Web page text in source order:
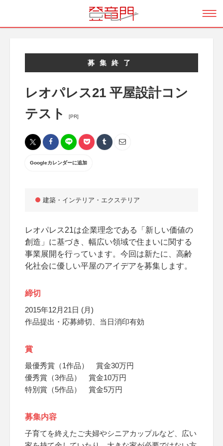
募集終了
レオパレス21 平屋設計コン
テスト
[PR]
Googleカレンダーに追加
建築・インテリア・エクステリア
レオパレス21は企業理念である「新しい価値の
創造」に基づき、幅広い領域で住まいに関する
事業展開を行っています。今回は新たに、高齢
化社会に優しい平屋のアイデアを募集します。
締切
2015年12月21日 (月)
作品提出・応募締切、当日消印有効
賞
最優秀賞（1作品） 賞金30万円
優秀賞（3作品） 賞金10万円
特別賞（5作品） 賞金5万円
募集内容
子育てを終えたご夫婦やシニアカップルなど、広い